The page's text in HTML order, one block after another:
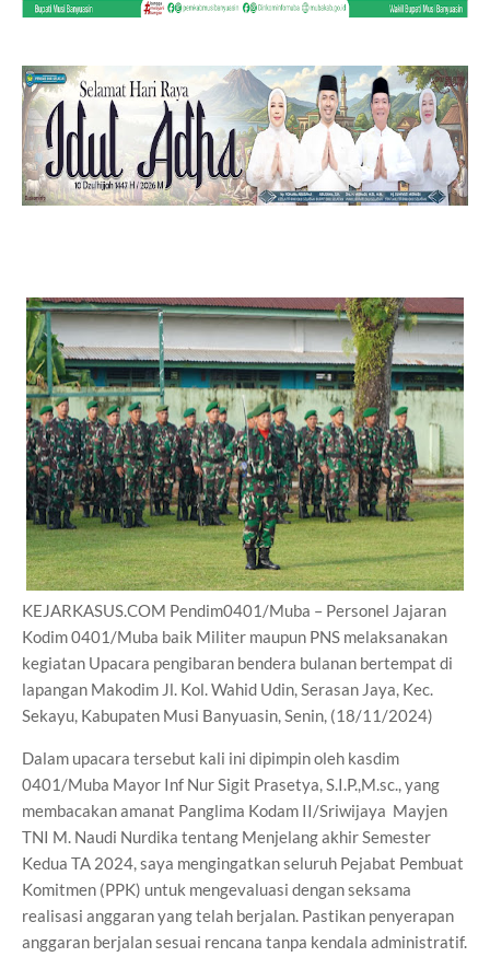
KEJARKASUS.COM Pendim0401/Muba – Personel Jajaran
Kodim 0401/Muba baik Militer maupun PNS melaksanakan
kegiatan Upacara pengibaran bendera bulanan bertempat di
lapangan Makodim Jl. Kol. Wahid Udin, Serasan Jaya, Kec.
Sekayu, Kabupaten Musi Banyuasin, Senin, (18/11/2024)
Dalam upacara tersebut kali ini dipimpin oleh kasdim
0401/Muba Mayor Inf Nur Sigit Prasetya, S.I.P.,M.sc., yang
membacakan amanat Panglima Kodam II/Sriwijaya Mayjen
TNI M. Naudi Nurdika tentang Menjelang akhir Semester
Kedua TA 2024, saya mengingatkan seluruh Pejabat Pembuat
Komitmen (PPK) untuk mengevaluasi dengan seksama
realisasi anggaran yang telah berjalan. Pastikan penyerapan
anggaran berjalan sesuai rencana tanpa kendala administratif.